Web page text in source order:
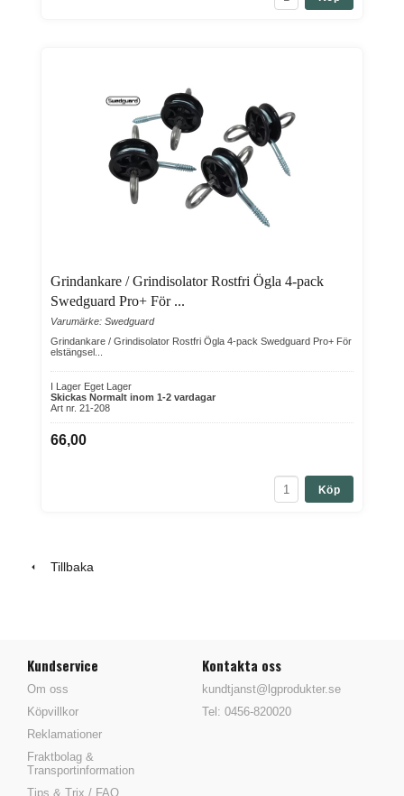
Grindankare / Grindisolator Rostfri Ögla 4-pack
Swedguard Pro+ För ...
Varumärke: Swedguard
Grindankare / Grindisolator Rostfri Ögla 4-pack Swedguard Pro+ För
elstängsel...
I Lager Eget Lager
Skickas Normalt inom 1-2 vardagar
Art nr. 21-208
66,00
Köp
Tillbaka
Kundservice
Om oss
Köpvillkor
Reklamationer
Fraktbolag &
Transportinformation
Tips & Trix / FAQ
Kontakta oss
kundtjanst@lgprodukter.se
Tel: 0456-820020